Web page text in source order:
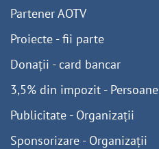
Partener AOTV
Proiecte - fii parte
Donații - card bancar
3,5% din impozit - Persoane
Publicitate - Organizații
Sponsorizare - Organizații